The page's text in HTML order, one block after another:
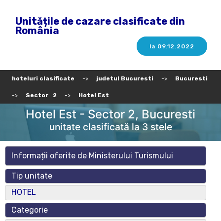
Unitățile de cazare clasificate din
România
la 09.12.2022
hoteluri clasificate -> judetul Bucuresti -> Bucuresti
-> Sector 2 -> Hotel Est
Hotel Est - Sector 2, Bucuresti
unitate clasificată la 3 stele
Informații oferite de Ministerului Turismului
Tip unitate
HOTEL
Categorie